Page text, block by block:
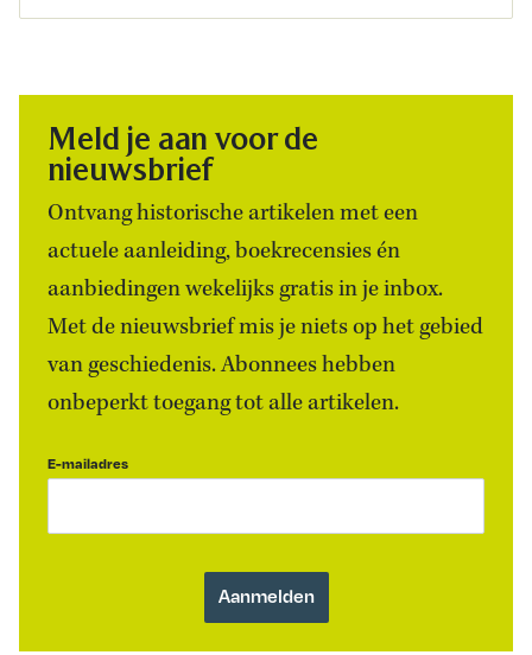
Meld je aan voor de
nieuwsbrief
Ontvang historische artikelen met een
actuele aanleiding, boekrecensies én
aanbiedingen wekelijks gratis in je inbox.
Met de nieuwsbrief mis je niets op het gebied
van geschiedenis. Abonnees hebben
onbeperkt toegang tot alle artikelen.
E-mailadres